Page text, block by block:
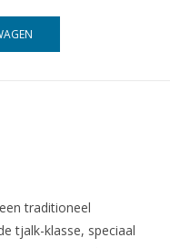
traditioneel
tjalk-klasse, speciaal